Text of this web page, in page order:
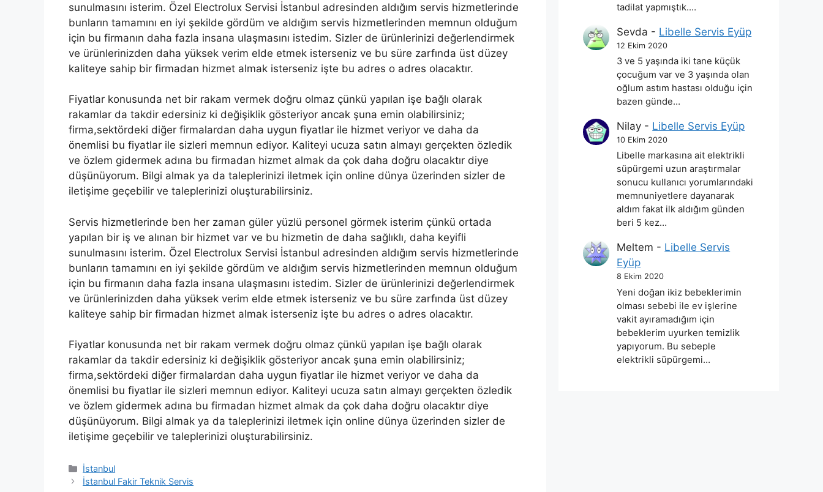
sunulmasını isterim. Özel Electrolux Servisi İstanbul adresinden aldığım servis hizmetlerinde
bunların tamamını en iyi şekilde gördüm ve aldığım servis hizmetlerinden memnun olduğum
için bu firmanın daha fazla insana ulaşmasını istedim. Sizler de ürünlerinizi değerlendirmek
ve ürünlerinizden daha yüksek verim elde etmek isterseniz ve bu süre zarfında üst düzey
kaliteye sahip bir firmadan hizmet almak isterseniz işte bu adres o adres olacaktır.
Fiyatlar konusunda net bir rakam vermek doğru olmaz çünkü yapılan işe bağlı olarak
rakamlar da takdir edersiniz ki değişiklik gösteriyor ancak şuna emin olabilirsiniz;
firma,sektördeki diğer firmalardan daha uygun fiyatlar ile hizmet veriyor ve daha da
önemlisi bu fiyatlar ile sizleri memnun ediyor. Kaliteyi ucuza satın almayı gerçekten özledik
ve özlem gidermek adına bu firmadan hizmet almak da çok daha doğru olacaktır diye
düşünüyorum. Bilgi almak ya da taleplerinizi iletmek için online dünya üzerinden sizler de
iletişime geçebilir ve taleplerinizi oluşturabilirsiniz.
Servis hizmetlerinde ben her zaman güler yüzlü personel görmek isterim çünkü ortada
yapılan bir iş ve alınan bir hizmet var ve bu hizmetin de daha sağlıklı, daha keyifli
sunulmasını isterim. Özel Electrolux Servisi İstanbul adresinden aldığım servis hizmetlerinde
bunların tamamını en iyi şekilde gördüm ve aldığım servis hizmetlerinden memnun olduğum
için bu firmanın daha fazla insana ulaşmasını istedim. Sizler de ürünlerinizi değerlendirmek
ve ürünlerinizden daha yüksek verim elde etmek isterseniz ve bu süre zarfında üst düzey
kaliteye sahip bir firmadan hizmet almak isterseniz işte bu adres o adres olacaktır.
Fiyatlar konusunda net bir rakam vermek doğru olmaz çünkü yapılan işe bağlı olarak
rakamlar da takdir edersiniz ki değişiklik gösteriyor ancak şuna emin olabilirsiniz;
firma,sektördeki diğer firmalardan daha uygun fiyatlar ile hizmet veriyor ve daha da
önemlisi bu fiyatlar ile sizleri memnun ediyor. Kaliteyi ucuza satın almayı gerçekten özledik
ve özlem gidermek adına bu firmadan hizmet almak da çok daha doğru olacaktır diye
düşünüyorum. Bilgi almak ya da taleplerinizi iletmek için online dünya üzerinden sizler de
iletişime geçebilir ve taleplerinizi oluşturabilirsiniz.
Kategoriler
İstanbul
İstanbul Fakir Teknik Servis
tadilat yapmıştık.…
Sevda - Libelle Servis Eyüp
12 Ekim 2020
3 ve 5 yaşında iki tane küçük
çocuğum var ve 3 yaşında olan
oğlum astım hastası olduğu için
bazen günde…
Nilay - Libelle Servis Eyüp
10 Ekim 2020
Libelle markasına ait elektrikli
süpürgemi uzun araştırmalar
sonucu kullanıcı yorumlarındaki
memnuniyetlere dayanarak
aldım fakat ilk aldığım günden
beri 5 kez…
Meltem - Libelle Servis
Eyüp
8 Ekim 2020
Yeni doğan ikiz bebeklerimin
olması sebebi ile ev işlerine
vakit ayıramadığım için
bebeklerim uyurken temizlik
yapıyorum. Bu sebeple
elektrikli süpürgemi…